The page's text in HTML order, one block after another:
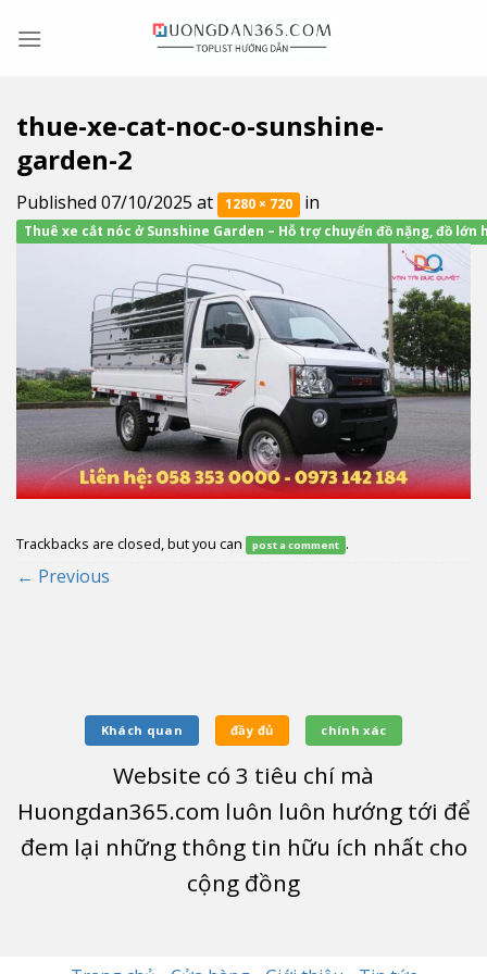
thue-xe-cat-noc-o-sunshine-
garden-2
Published 07/10/2025 at 1280 × 720 in
Thuê xe cắt nóc ở Sunshine Garden – Hỗ trợ chuyển đồ nặng, đồ lớn
Trackbacks are closed, but you can post a comment .
← Previous
Khách quan đầy đủ chính xác
Website có 3 tiêu chí mà
Huongdan365.com luôn luôn hướng tới để
đem lại những thông tin hữu ích nhất cho
cộng đồng